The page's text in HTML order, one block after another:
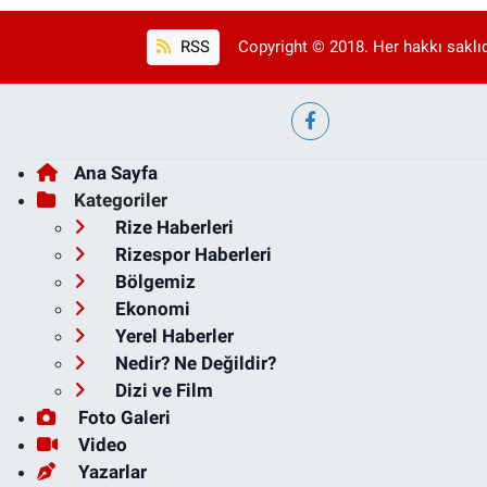
RSS Copyright © 2018. Her hakkı
Ana Sayfa
Kategoriler
Rize Haberleri
Rizespor Haberleri
Bölgemiz
Ekonomi
Yerel Haberler
Nedir? Ne Değildir?
Dizi ve Film
Foto Galeri
Video
Yazarlar